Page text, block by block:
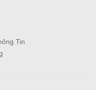
Tin